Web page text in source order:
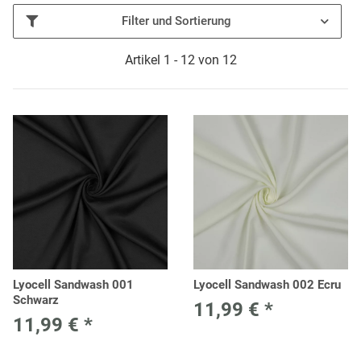
Filter und Sortierung
Artikel 1 - 12 von 12
Lyocell Sandwash 001
Schwarz
11,99 € *
Lyocell Sandwash 002 Ecru
11,99 € *